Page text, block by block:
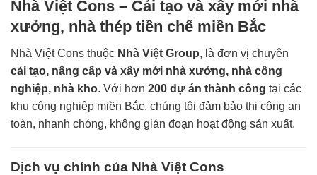
Nhà Việt Cons – Cải tạo và xây mới nhà
xưởng, nhà thép tiền chế miền Bắc
Nhà Việt Cons thuộc Nhà Việt Group, là đơn vị chuyên
cải tạo, nâng cấp và xây mới nhà xưởng, nhà công
nghiệp, nhà kho. Với hơn 200 dự án thành công tại các
khu công nghiệp miền Bắc, chúng tôi đảm bảo thi công an
toàn, nhanh chóng, không gián đoạn hoạt động sản xuất.
Dịch vụ chính của Nhà Việt Cons